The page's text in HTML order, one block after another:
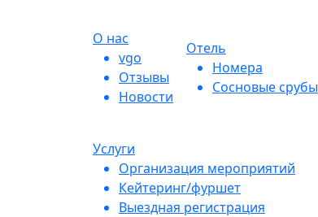
О нас
vgo
Отзывы
Новости
Отель
Номера
Сосновые срубы
Услуги
Организация мероприятий
Кейтеринг/фуршет
Выездная регистрация